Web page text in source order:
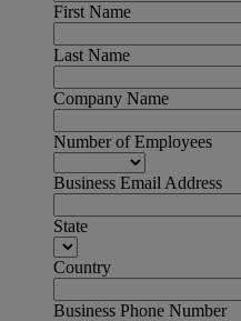
First Name
Last Name
Company Name
Number of Employees
Business Email Address
State
Country
Business Phone Number